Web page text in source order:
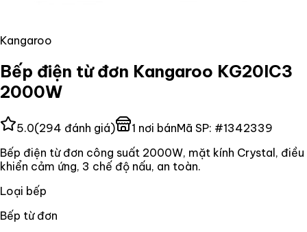
Kangaroo
Bếp điện từ đơn Kangaroo KG20IC3
2000W
5.0(294 đánh giá) 1 nơi bánMã SP: #1342339
Bếp điện từ đơn công suất 2000W, mặt kính Crystal, điều
khiển cảm ứng, 3 chế độ nấu, an toàn.
Loại bếp
Bếp từ đơn